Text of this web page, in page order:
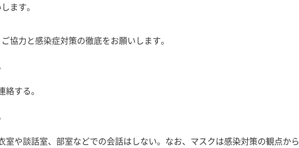
ます。
協力と感染症対策の徹底をお願いします。
する。
や談話室、部室などでの会話はしない。なお、マスクは感染対策の観点から